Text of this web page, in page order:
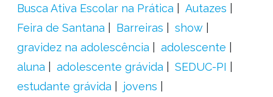
Busca Ativa Escolar na Prática
Autazes
Feira de Santana
Barreiras
show
gravidez na adolescência
adolescente
aluna
adolescente grávida
SEDUC-PI
estudante grávida
jovens